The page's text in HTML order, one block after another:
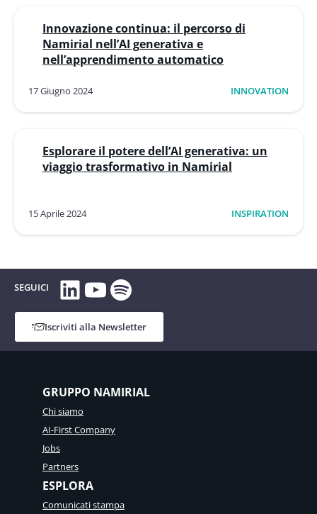
Innovazione continua: il percorso di
Namirial nell’AI generativa e
nell’apprendimento automatico
17 Giugno 2024 INNOVATION
Esplorare il potere dell’AI generativa: un
viaggio trasformativo in Namirial
15 Aprile 2024 INSPIRATION
SEGUICI LinkedIn
YouTube
Spotify
Iscriviti alla Newsletter
GRUPPO NAMIRIAL
Chi siamo
AI-First Company
Jobs
Partners
ESPLORA
Comunicati stampa